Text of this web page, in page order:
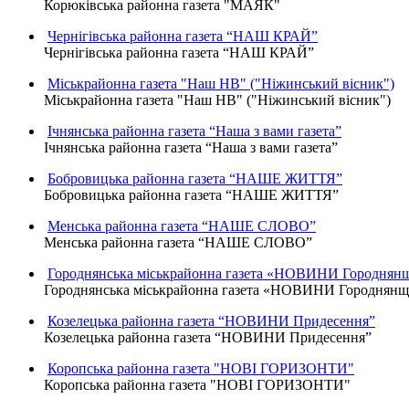
Корюківська районна газета "МАЯК"
Чернігівська районна газета “НАШ КРАЙ”
Чернігівська районна газета “НАШ КРАЙ”
Міськрайонна газета "Наш НВ" ("Ніжинський вісник")
Міськрайонна газета "Наш НВ" ("Ніжинський вісник")
Ічнянська районна газета “Наша з вами газета”
Ічнянська районна газета “Наша з вами газета”
Бобровицька районна газета “НАШЕ ЖИТТЯ”
Бобровицька районна газета “НАШЕ ЖИТТЯ”
Менська районна газета “НАШЕ СЛОВО”
Менська районна газета “НАШЕ СЛОВО”
Городнянська міськрайонна газета «НОВИНИ
Городнянська міськрайонна газета «НОВИНИ
Козелецька районна газета “НОВИНИ Придесення”
Козелецька районна газета “НОВИНИ Придесення”
Коропська районна газета "НОВІ ГОРИЗОНТИ"
Коропська районна газета "НОВІ ГОРИЗОНТИ"